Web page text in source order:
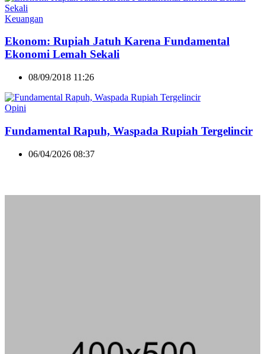
Keuangan
Ekonom: Rupiah Jatuh Karena Fundamental
Ekonomi Lemah Sekali
08/09/2018 11:26
Opini
Fundamental Rapuh, Waspada Rupiah Tergelincir
06/04/2026 08:37